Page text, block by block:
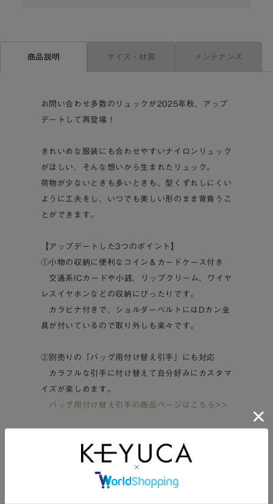
商品説明 サイズ・材質 メンテナンス
お問い合わせ多数のリュックが2025年秋、アップ
デートして再登場！
きれいめな服装にも合わせやすいナイロンリュック
がほしい、そんな想いから生まれたリュック。
荷物が少ないときも多いときも、型くずれしにくい
ように工夫をし、いつでも美しい形のまま背負うこ
とができます。
【アップデートした3つのポイント】
①小物の収納に便利なコイン＆カードケース付き
交通系ICカードや小銭、リップクリーム、ワイヤ
レスイヤホンなどの収納にぴったりです。
カラビナ付きで、ショルダーベルトにはDカン金
具が付いているので取り外しも楽々です。
②別売りの「バッグ用付け替え引手」にも対応
カラフルな引手に付け替えて自分好みにカスタマ
イズが楽しめます。
バッグ用付け替え引手の商品ページはこちら>>
ッション付ポケットと干渉しにくく、より使いやす